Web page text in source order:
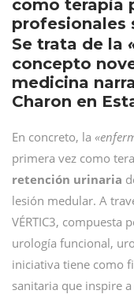
como terapia
profesionales
Se trata de la
concepto
medicina
Charon en
En concreto, la
primera vez como
retención urinaria
lesión medular. A
VÉRTIC3, compuesta
urología funcional,
iniciativa tiene como
sanitaria que inspire